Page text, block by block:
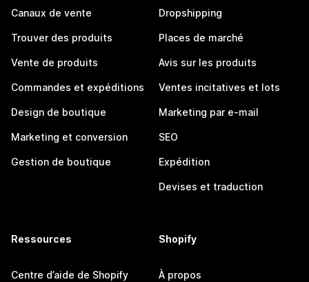
Canaux de vente
Trouver des produits
Vente de produits
Commandes et expéditions
Design de boutique
Marketing et conversion
Gestion de boutique
Dropshipping
Places de marché
Avis sur les produits
Ventes incitatives et lots
Marketing par e-mail
SEO
Expédition
Devises et traduction
Ressources
Centre d’aide de Shopify
Shopify
À propos